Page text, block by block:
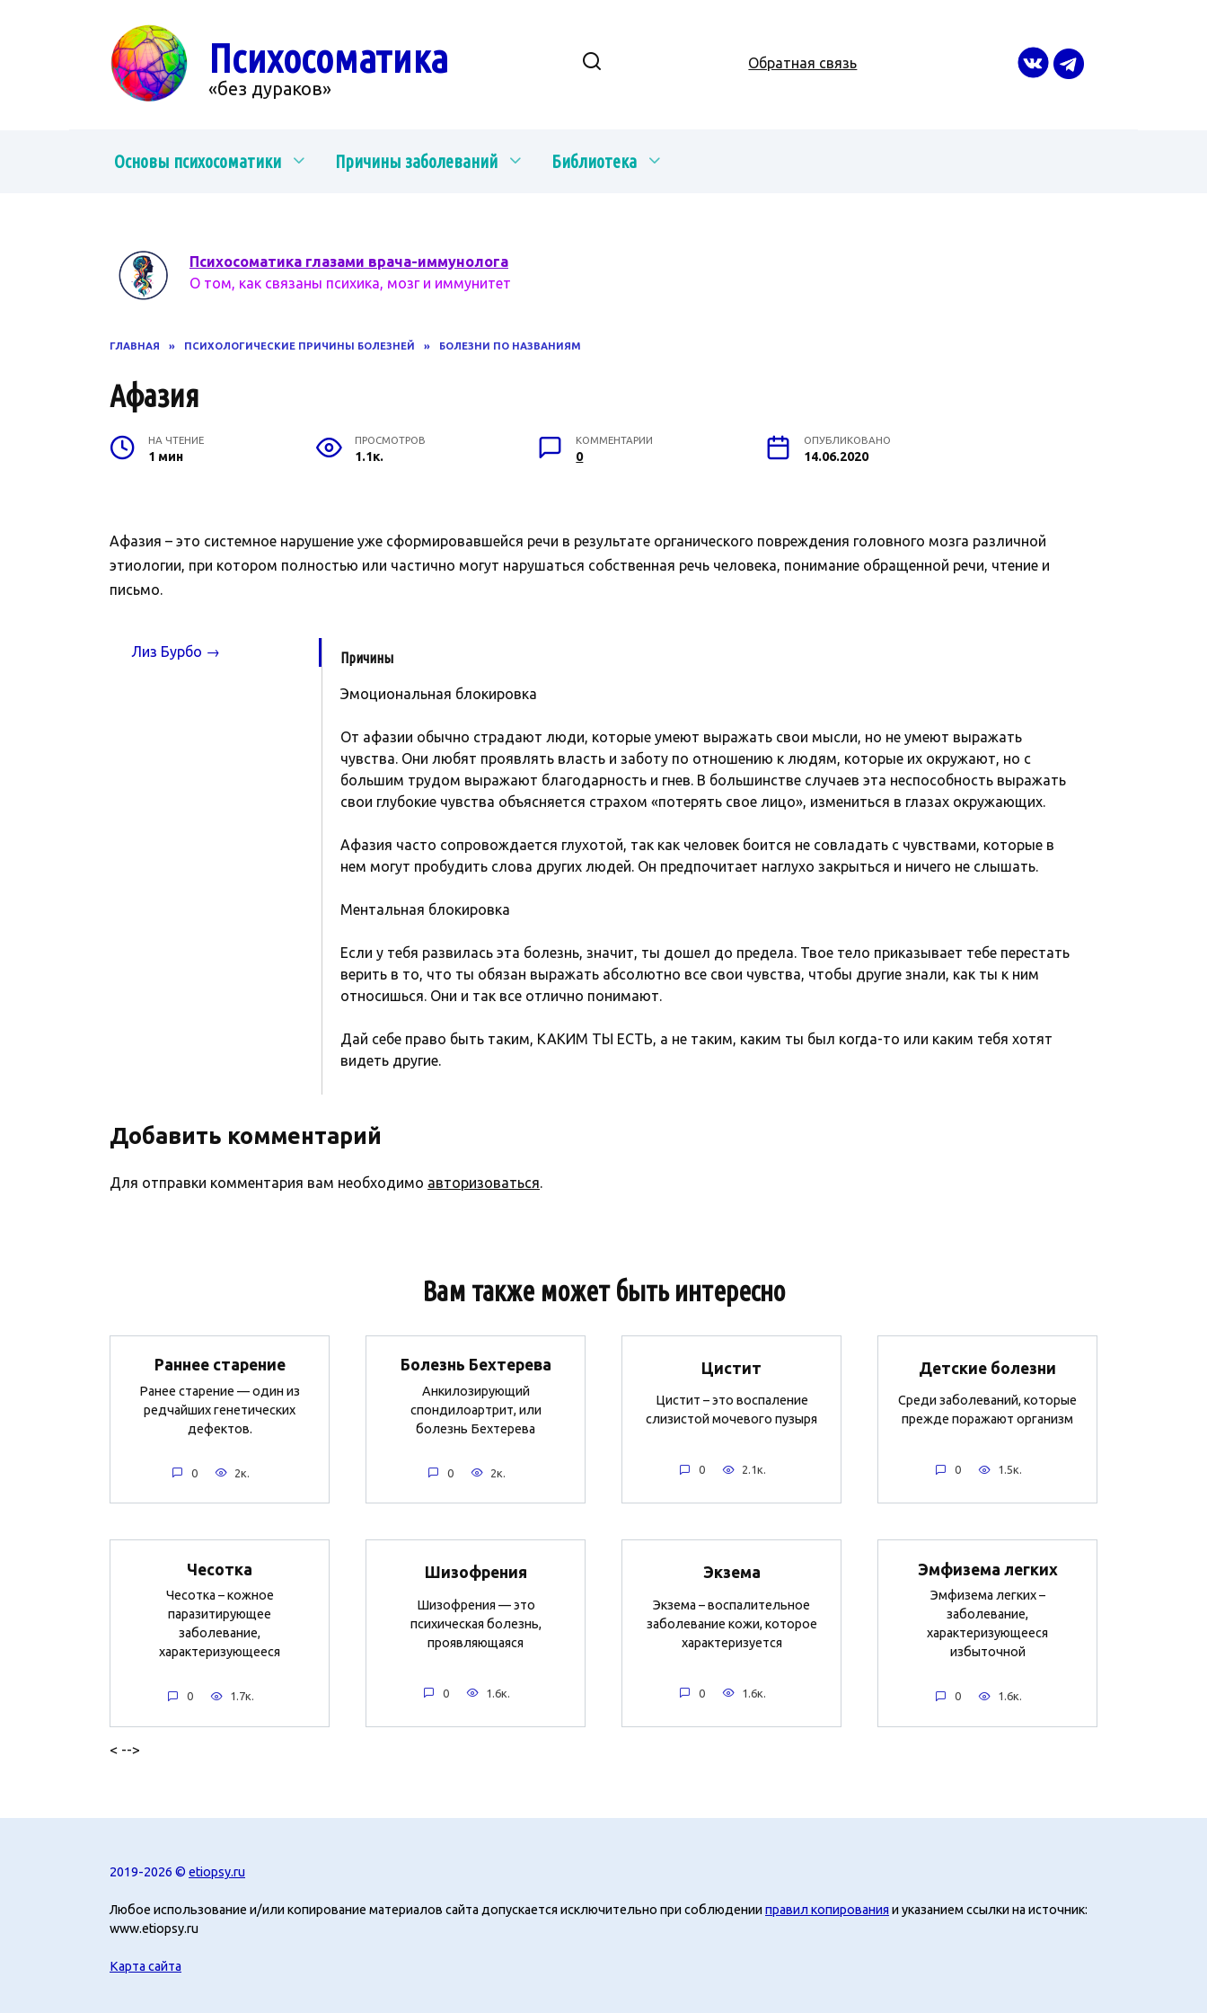
Психосоматика
«без дураков»
Обратная связь
Основы психосоматики Причины заболеваний Библиотека
Психосоматика глазами врача-иммунолога
О том, как связаны психика, мозг и иммунитет
ГЛАВНАЯ » ПСИХОЛОГИЧЕСКИЕ ПРИЧИНЫ БОЛЕЗНЕЙ » БОЛЕЗНИ ПО НАЗВАНИЯМ
Афазия
НА ЧТЕНИЕ
1 мин
ПРОСМОТРОВ
1.1к.
КОММЕНТАРИИ
0
ОПУБЛИКОВАНО
14.06.2020
Афазия – это системное нарушение уже сформировавшейся речи в результате органического повреждения головного мозга различной
этиологии, при котором полностью или частично могут нарушаться собственная речь человека, понимание обращенной речи, чтение и
письмо.
Лиз Бурбо → Причины
Эмоциональная блокировка
От афазии обычно страдают люди, которые умеют выражать свои мысли, но не умеют выражать
чувства. Они любят проявлять власть и заботу по отношению к людям, которые их окружают, но с
большим трудом выражают благодарность и гнев. В большинстве случаев эта неспособность выражать
свои глубокие чувства объясняется страхом «потерять свое лицо», измениться в глазах окружающих.
Афазия часто сопровождается глухотой, так как человек боится не совладать с чувствами, которые в
нем могут пробудить слова других людей. Он предпочитает наглухо закрыться и ничего не слышать.
Ментальная блокировка
Если у тебя развилась эта болезнь, значит, ты дошел до предела. Твое тело приказывает тебе перестать
верить в то, что ты обязан выражать абсолютно все свои чувства, чтобы другие знали, как ты к ним
относишься. Они и так все отлично понимают.
Дай себе право быть таким, КАКИМ ТЫ ЕСТЬ, а не таким, каким ты был когда-то или каким тебя хотят
видеть другие.
Добавить комментарий
Для отправки комментария вам необходимо авторизоваться.
Вам также может быть интересно
Раннее старение
Ранее старение — один из
редчайших генетических
дефектов.
0 2к.
Болезнь Бехтерева
Анкилозирующий
спондилоартрит, или
болезнь Бехтерева
0 2к.
Цистит
Цистит – это воспаление
слизистой мочевого пузыря
0 2.1к.
Детские болезни
Среди заболеваний, которые
прежде поражают организм
0 1.5к.
Чесотка
Чесотка – кожное
паразитирующее
заболевание,
характеризующееся
0 1.7к.
Шизофрения
Шизофрения — это
психическая болезнь,
проявляющаяся
0 1.6к.
Экзема
Экзема – воспалительное
заболевание кожи, которое
характеризуется
0 1.6к.
Эмфизема легких
Эмфизема легких –
заболевание,
характеризующееся
избыточной
0 1.6к.
< -->
2019-2026 © etiopsy.ru
Любое использование и/или копирование материалов сайта допускается исключительно при соблюденииправил копирования и указанием ссылки на источник:
www.etiopsy.ru
Карта сайта